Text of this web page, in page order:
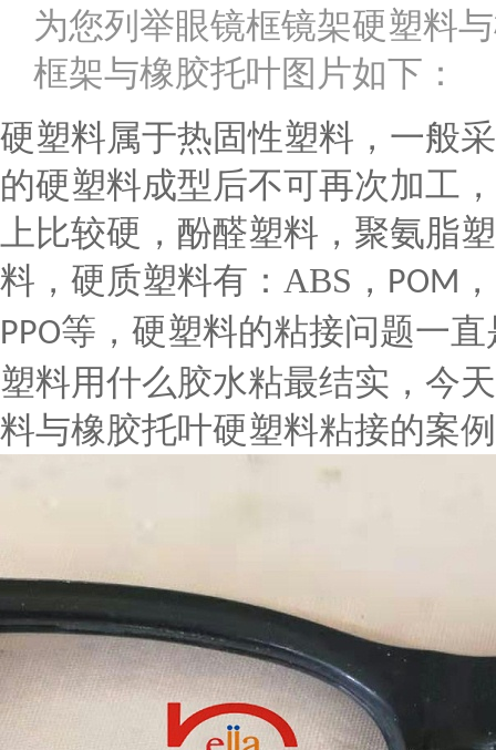
为您列举眼镜框镜架硬塑料
框架与橡胶托叶图片如下：
硬塑料属于热固性塑料，一般
的硬塑料成型后不可再次加工
上比较硬，酚醛塑料，聚氨脂
料，硬质塑料有： ABS ， POM ，
PPO等，硬塑料的粘接问题一
塑料用什么胶水粘最结实，今
料与橡胶托叶硬塑料粘接的案